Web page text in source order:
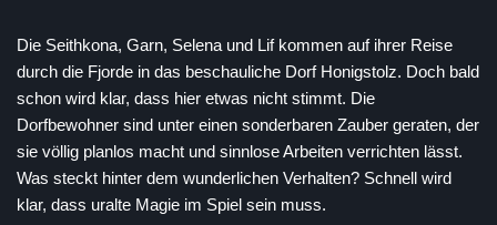
Die Seithkona, Garn, Selena und Lif kommen auf ihrer Reise
durch die Fjorde in das beschauliche Dorf Honigstolz. Doch bald
schon wird klar, dass hier etwas nicht stimmt. Die
Dorfbewohner sind unter einen sonderbaren Zauber geraten, der
sie völlig planlos macht und sinnlose Arbeiten verrichten lässt.
Was steckt hinter dem wunderlichen Verhalten? Schnell wird
klar, dass uralte Magie im Spiel sein muss.